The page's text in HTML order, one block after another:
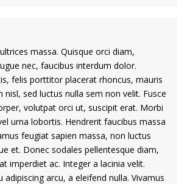
massa. Quisque orci diam,
nec, faucibus interdum dolor.
felis porttitor placerat rhoncus, mauris
nisl, sed luctus nulla sem non velit. Fusce
volutpat orci ut, suscipit erat. Morbi
urna lobortis. Hendrerit faucibus massa
feugiat sapien massa, non luctus
et. Donec sodales pellentesque diam,
imperdiet ac. Integer a lacinia velit.
adipiscing arcu, a eleifend nulla. Vivamus